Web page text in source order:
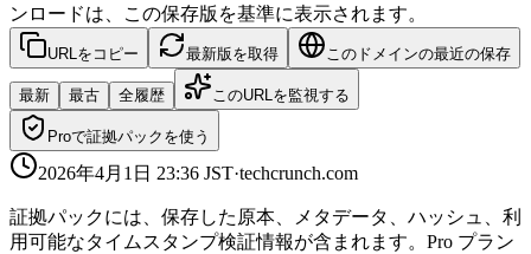
ンロードは、この保存版を基準に表示されます。
URLをコピー 最新版を取得 このドメインの最近の保存
最新 最古 全履歴 このURLを監視する
Proで証拠パックを使う
2026年4月1日 23:36 JST·techcrunch.com
証拠パックには、保存した原本、メタデータ、ハッシュ、利
用可能なタイムスタンプ検証情報が含まれます。Pro プラン